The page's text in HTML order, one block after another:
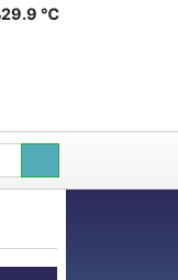
29.9 ℃